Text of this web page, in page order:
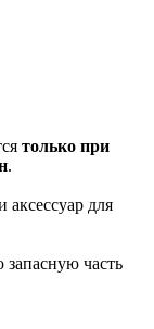
только при
.
для
часть